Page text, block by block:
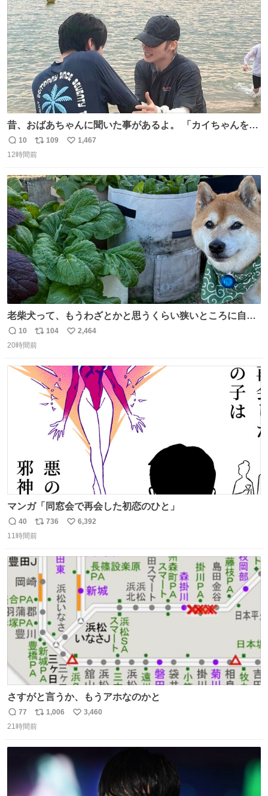
数
昔、おばあちゃんに聞いた事があるよ。 「カイちゃんをい
じめると、アイツが海から上がって来るぞ。」って。
返
信
10
リ
ポ
ト
数
109
い
数
1,467
12時間前
老柴犬って、もうわざとかと思うくらい狭いところに自ら
はまりにいくじゃないですか？ 今朝ガーデニングしてる飼
い主の間にはまってきて、最高に可愛かった♥️
返
信
10
リ
ポ
ト
数
104
い
数
2,464
20時間前
マンガ「同窓会で再会した初恋のひと」
返
信
40
リ
ポ
ト
数
736
い
6,392
11時間前
さすがと言うか、もうアホなのかと
返
信
77
リ
ポ
ト
数
1,006
い
3,460
21時間前